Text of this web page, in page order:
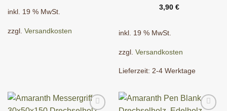
inkl. 19 % MwSt.
zzgl. Versandkosten
3,90 €
inkl. 19 % MwSt.
zzgl. Versandkosten
Lieferzeit: 2-4 Werktage